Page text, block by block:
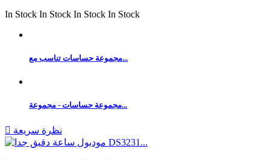
In Stock In Stock In Stock In Stock
مجموعة حساسات تناسب مع...
مجموعة حساسات - مجموعة...
 نظرة سريعة